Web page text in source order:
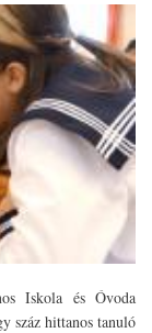
Iskola és Óvoda
száz hittanos tanuló